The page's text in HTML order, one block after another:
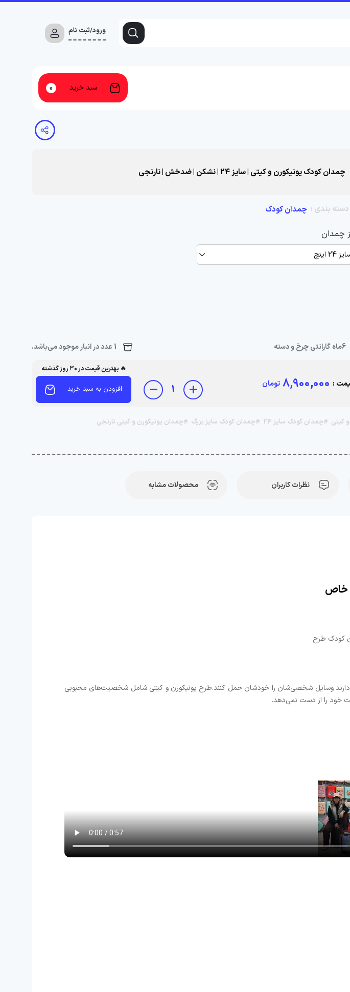
ورود/ثبت نام
سبد خرید 0
چمدان کودک یونیکورن و کیتی | سایز 24 | نشکن | ضدخش | نارنجی
دسته بندی : چمدان کودک
چمدان
24 اینچ
6ماه گارانتی چرخ و دسته 1 عدد در انبار موجود می‌باشد.
:
8,900,000 تومان 1
🔥 بهترین قیمت در ۳۰ روز گذشته
افزودن به سبد خرید
کیتی #چمدان کودک سایز 24 #چمدان کودک سایز بزرگ #چمدان یونیکورن و کیتی نارنجی
نظرات کاربران محصولات مشابه
کودک طرح
وسایل شخصی‌شان را خودشان حمل کنند.طرح یونیکورن و کیتی شامل شخصیت‌های محبوبی
خود را از دست نمی‌دهد.